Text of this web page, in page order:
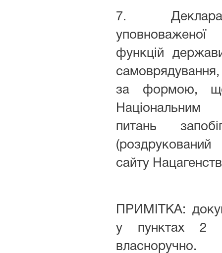
7.
функцій
за формою, що
питань
сайту
ПРИМІТКА:
у пунктах 2
власноручно.